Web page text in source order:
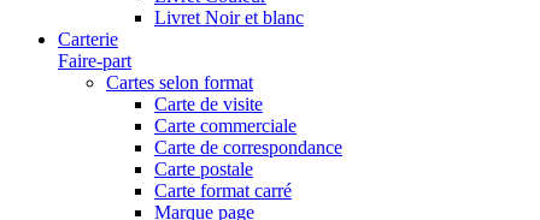
Livret Noir et blanc
Carterie
Faire-part
Cartes selon format
Carte de visite
Carte commerciale
Carte de correspondance
Carte postale
Carte format carré
Marque page